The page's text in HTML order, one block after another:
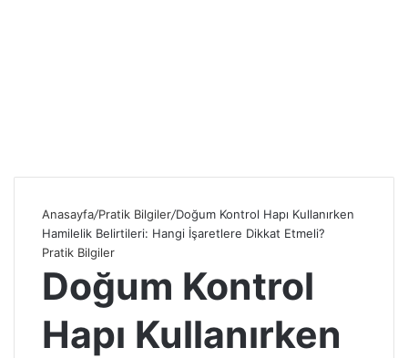
Anasayfa/Pratik Bilgiler/Doğum Kontrol Hapı Kullanırken
Hamilelik Belirtileri: Hangi İşaretlere Dikkat Etmeli?
Pratik Bilgiler
Doğum Kontrol
Hapı Kullanırken